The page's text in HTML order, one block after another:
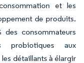
et les
de produits.
consommateurs
probiotiques aux
détaillants à élargir